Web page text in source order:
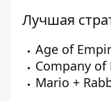
Лучшая
Age of
Company of
Mario +